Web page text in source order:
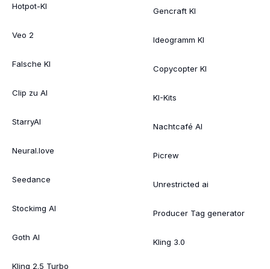
Hotpot-KI
Veo 2
Falsche KI
Clip zu AI
StarryAI
Neural.love
Seedance
Stockimg AI
Goth AI
Kling 2.5 Turbo
Gencraft KI
Ideogramm KI
Copycopter KI
KI-Kits
Nachtcafé AI
Picrew
Unrestricted ai
Producer Tag generator
Kling 3.0